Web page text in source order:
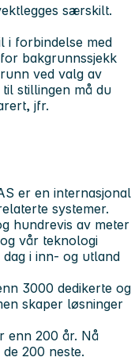
særskilt.
i forbindelse med
bakgrunnssjekk
ved valg av
stillingen må du
jfr.
er en internasjonal
systemer.
hundrevis av meter
vår teknologi
i inn- og utland
3000 dedikerte og
skaper løsninger
enn 200 år. Nå
200 neste.